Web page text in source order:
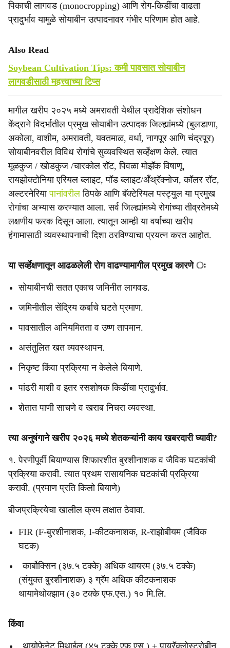
पिकाची लागवड (monocropping) आणि रोग-किडींचा वाढता
प्रादुर्भाव यामुळे सोयाबीन उत्पादनावर गंभीर परिणाम होत आहे.
Also Read
Soybean Cultivation Tips: कमी पावसात सोयाबीन
लागवडीसाठी महत्त्वाच्या टिप्स
मागील खरीप २०२५ मध्ये अमरावती येथील प्रादेशिक संशोधन
केंद्राने विदर्भातील प्रमुख सोयाबीन उत्पादक जिल्ह्यांमध्ये (बुलडाणा,
अकोला, वाशीम, अमरावती, यवतमाळ, वर्धा, नागपूर आणि चंद्रपूर)
सोयाबीनवरील विविध रोगांचे सुव्यवस्थित सर्व्हेक्षण केले. त्यात
मूळकुज / खोडकुज /चारकोल रॉट, पिवळा मोझॅक विषाणू,
रायझोक्टोनिया एरियल ब्लाइट, पॉड ब्लाइट/अँथ्रॅक्नोज, कॉलर रॉट,
अल्टरनेरियापानांवरीलठिपके आणि बॅक्टेरियल पस्ट्युल या प्रमुख
रोगांचा अभ्यास करण्यात आला. सर्व जिल्ह्यांमध्ये रोगांच्या तीव्रतेमध्ये
लक्षणीय फरक दिसून आला. त्यातून आम्ही या वर्षाच्या खरीप
हंगामासाठी व्यवस्थापनाची दिशा ठरविण्याचा प्रयत्न करत आहोत.
या सर्व्हेक्षणातून आढळलेली रोग वाढण्यामागील प्रमुख कारणे ः
सोयाबीनची सतत एकाच जमिनीत लागवड.
जमिनीतील सेंद्रिय कर्बाचे घटते प्रमाण.
पावसातील अनियमितता व उष्ण तापमान.
असंतुलित खत व्यवस्थापन.
निकृष्ट किंवा प्रक्रिया न केलेले बियाणे.
पांढरी माशी व इतर रसशोषक किडींचा प्रादुर्भाव.
शेतात पाणी साचणे व खराब निचरा व्यवस्था.
त्या अनुषंगाने खरीप २०२६ मध्ये शेतकऱ्यांनी काय खबरदारी घ्यावी?
१. पेरणीपूर्वी बियाण्यास शिफारशीत बुरशीनाशक व जैविक घटकांची
प्रक्रिया करावी. त्यात प्रथम रासायनिक घटकांची प्रक्रिया
करावी. (प्रमाण प्रति किलो बियाणे)
बीजप्रक्रियेचा खालील क्रम लक्षात ठेवावा.
FIR (F-बुरशीनाशक, I-कीटकनाशक, R-राझोबीयम (जैविक
घटक)
कार्बोक्सिन (३७.५ टक्के) अधिक थायरम (३७.५ टक्के)
(संयुक्त बुरशीनाशक) ३ ग्रॅम अधिक कीटकनाशक
थायामेथोक्झाम (३० टक्के एफ.एस.) १० मि.लि.
किंवा
थायोफेनेट मिथाईल (४५ टक्के एफ.एस.) + पायरॅक्लोस्ट्रोबीन